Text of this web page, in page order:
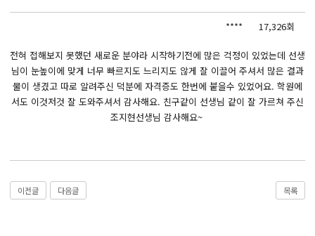
**** 17,326회
전혀 접해보지 못했던 새로운 분야라 시작하기전에 많은 걱정이 있었는데 선생
님이 눈높이에 맞게 너무 빠르지도 느리지도 않게 잘 이끌어 주셔서 많은 결과
물이 생겼고 따로 알려주신 덕분에 자격증도 한번에 붙을수 있었어요. 학원에
서도 이것저것 잘 도와주셔서 감사해요. 친구같이 선생님 같이 잘 가르쳐 주신
조지현선생님 감사해요~
이전글 다음글 목록
BIM 건축설계 및 실내건축설계(캐드(CAD),맥스(MAX),레빗(REVIT))실무자 양성과정
React, Veu 프레임워크 기반 프론트엔드 개발 양성 지원
반응형/웹퍼블리셔/프론트엔드 웹개발자(웹디자인)
반응형/웹퍼블리셔/프론트엔드 웹개발자(웹디자인기능사 과정평가형)
전산세무회계 자격취득과정[전산회계1급/전산세무2급/FAT1급/TAT2급]